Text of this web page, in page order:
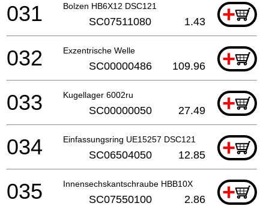
Bolzen HB6X12 DSC121 +
031 SC07511080 1.43
Exzentrische Welle +
032 SC00000486 109.96
Kugellager 6002ru +
033 SC00000050 27.49
Einfassungsring UE15257 DSC121 +
034 SC06504050 12.85
Innensechskantschraube HBB10X +
035 SC07550100 2.86